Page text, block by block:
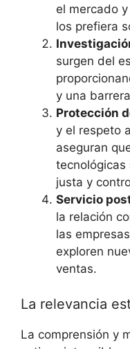
el‍ mercado
⁣los prefiera
surgen del⁤
y una
Protección
y el respeto
aseguran
tecnológicas
justa y
Servicio
la ​relación
las
exploren
‍ventas.
La relevancia‍
La comprensión y